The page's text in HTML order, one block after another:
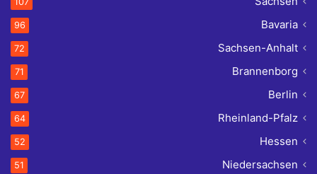
Bavaria
96
Sachsen-Anhalt
72
Brannenborg
71
Berlin
67
Rheinland-Pfalz
64
Hessen
52
Niedersachsen
51